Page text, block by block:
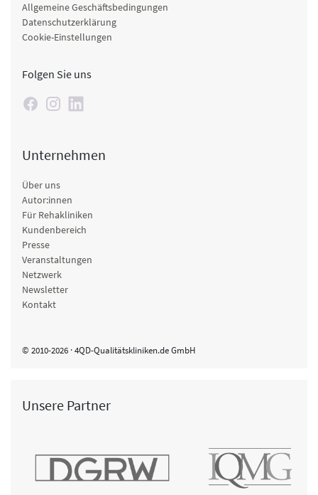
Allgemeine Geschäftsbedingungen
Datenschutzerklärung
Cookie-Einstellungen
Folgen Sie uns
Unternehmen
Über uns
Autor:innen
Für Rehakliniken
Kundenbereich
Presse
Veranstaltungen
Netzwerk
Newsletter
Kontakt
© 2010-2026 · 4QD-Qualitätskliniken.de GmbH
Unsere Partner